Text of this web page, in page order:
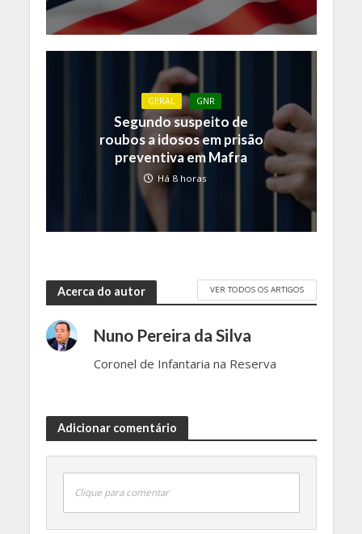
GERAL GNR
Segundo suspeito de
roubos a idosos em prisão
preventiva em Mafra
Há 8 horas
Acerca do autor VER TODOS OS ARTIGOS
Nuno Pereira da Silva
Coronel de Infantaria na Reserva
Adicionar comentário
Clique para comentar